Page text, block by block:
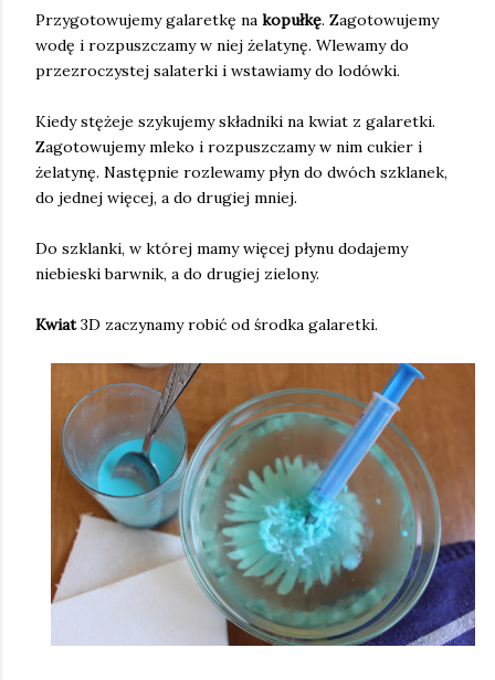
Przygotowujemy galaretkę na kopułkę. Zagotowujemy
wodę i rozpuszczamy w niej żelatynę. Wlewamy do
przezroczystej salaterki i wstawiamy do lodówki.
Kiedy stężeje szykujemy składniki na kwiat z galaretki.
Zagotowujemy mleko i rozpuszczamy w nim cukier i
żelatynę. Następnie rozlewamy płyn do dwóch szklanek,
do jednej więcej, a do drugiej mniej.
Do szklanki, w której mamy więcej płynu dodajemy
niebieski barwnik, a do drugiej zielony.
Kwiat3D zaczynamy robić od środka galaretki.